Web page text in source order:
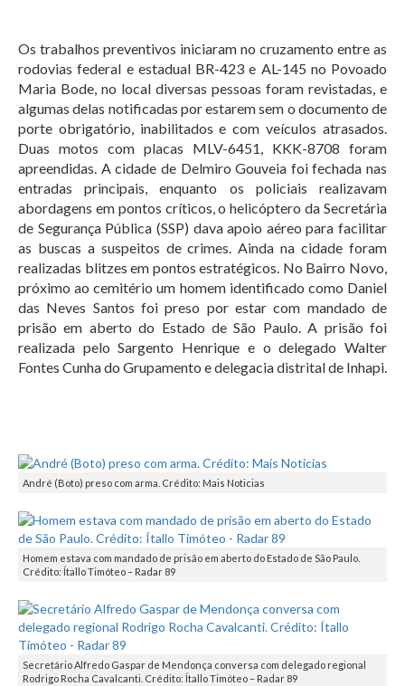
Os trabalhos preventivos iniciaram no cruzamento entre as
rodovias federal e estadual BR-423 e AL-145 no Povoado
Maria Bode, no local diversas pessoas foram revistadas, e
algumas delas notificadas por estarem sem o documento de
porte obrigatório, inabilitados e com veículos atrasados.
Duas motos com placas MLV-6451, KKK-8708 foram
apreendidas. A cidade de Delmiro Gouveia foi fechada nas
entradas principais, enquanto os policiais realizavam
abordagens em pontos críticos, o helicóptero da Secretária
de Segurança Pública (SSP) dava apoio aéreo para facilitar
as buscas a suspeitos de crimes. Ainda na cidade foram
realizadas blitzes em pontos estratégicos. No Bairro Novo,
próximo ao cemitério um homem identificado como Daniel
das Neves Santos foi preso por estar com mandado de
prisão em aberto do Estado de São Paulo. A prisão foi
realizada pelo Sargento Henrique e o delegado Walter
Fontes Cunha do Grupamento e delegacia distrital de Inhapi.
André (Boto) preso com arma. Crédito: Mais Noticias
Homem estava com mandado de prisão em aberto do Estado de São Paulo.
Crédito: Ítallo Timóteo – Radar 89
Secretário Alfredo Gaspar de Mendonça conversa com delegado regional
Rodrigo Rocha Cavalcanti. Crédito: Ítallo Timóteo – Radar 89